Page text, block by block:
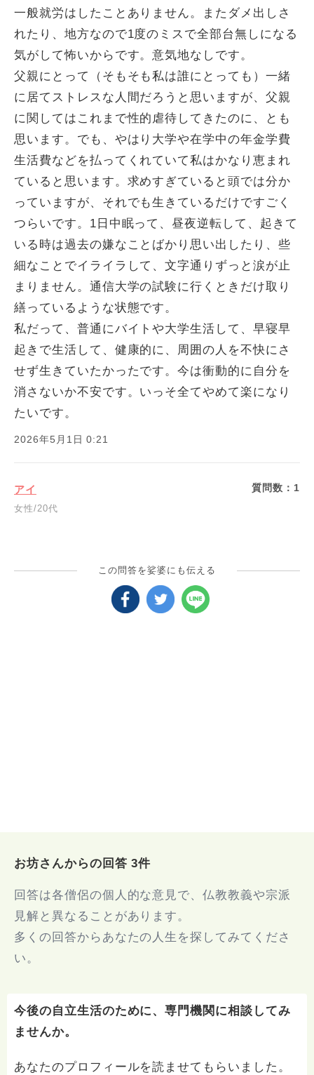
一般就労はしたことありません。またダメ出しさ
れたり、地方なので1度のミスで全部台無しになる
気がして怖いからです。意気地なしです。
父親にとって（そもそも私は誰にとっても）一緒
に居てストレスな人間だろうと思いますが、父親
に関してはこれまで性的虐待してきたのに、とも
思います。でも、やはり大学や在学中の年金学費
生活費などを払ってくれていて私はかなり恵まれ
ていると思います。求めすぎていると頭では分か
っていますが、それでも生きているだけですごく
つらいです。1日中眠って、昼夜逆転して、起きて
いる時は過去の嫌なことばかり思い出したり、些
細なことでイライラして、文字通りずっと涙が止
まりません。通信大学の試験に行くときだけ取り
繕っているような状態です。
私だって、普通にバイトや大学生活して、早寝早
起きで生活して、健康的に、周囲の人を不快にさ
せず生きていたかったです。今は衝動的に自分を
消さないか不安です。いっそ全てやめて楽になり
たいです。
2026年5月1日 0:21
アイ
女性/20代
質問数： 1
この問答を娑婆にも伝える
お坊さんからの回答 3件
回答は各僧侶の個人的な意見で、仏教教義や宗派
見解と異なることがあります。
多くの回答からあなたの人生を探してみてくださ
い。
今後の自立生活のために、専門機関に相談してみ
ませんか。
あなたのプロフィールを読ませてもらいました。